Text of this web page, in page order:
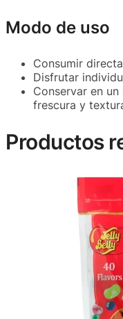
Modo de uso
Consumir
Disfrutar
Conservar en
frescura y
Productos